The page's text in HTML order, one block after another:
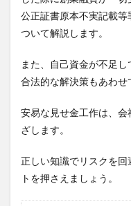
公正証書原本不実記載
ついて解説します。
また、自己資金が不足し
合法的な解決策もあわせ
安易な見せ金工作は、
ざします。
正しい知識でリスクを
トを押さえましょう。